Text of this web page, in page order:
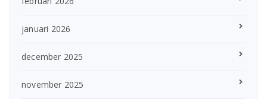
januari 2026
december 2025
november 2025